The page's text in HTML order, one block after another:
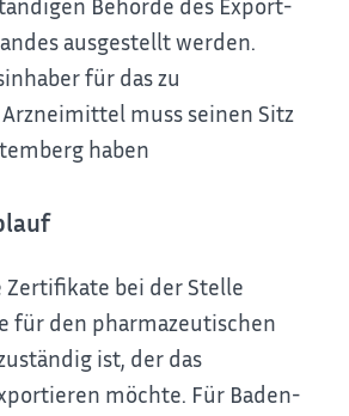
ausgestellt werden.
für das zu
muss seinen Sitz
haben
Zertifikate bei der Stelle
für den pharmazeutischen
ist, der das
möchte. Für Baden-